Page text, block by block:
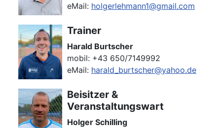
eMail: holgerlehmann1@gmail.com
Trainer
Harald Burtscher
mobil: +43 650/7149992
eMail: harald_burtscher@yahoo.de
Beisitzer &
Veranstaltungswart
Holger Schilling